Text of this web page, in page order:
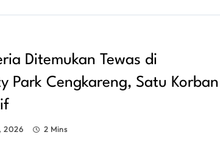
Ditemukan Tewas di
Park Cengkareng, Satu Korban
2026 2 Mins